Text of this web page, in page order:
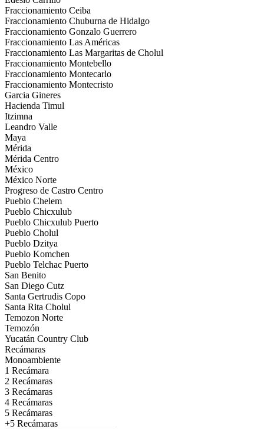
Fraccionamiento Ceiba
Fraccionamiento Chuburna de Hidalgo
Fraccionamiento Gonzalo Guerrero
Fraccionamiento Las Américas
Fraccionamiento Las Margaritas de Cholul
Fraccionamiento Montebello
Fraccionamiento Montecarlo
Fraccionamiento Montecristo
Garcia Gineres
Hacienda Timul
Itzimna
Leandro Valle
Maya
Mérida
Mérida Centro
México
México Norte
Progreso de Castro Centro
Pueblo Chelem
Pueblo Chicxulub
Pueblo Chicxulub Puerto
Pueblo Cholul
Pueblo Dzitya
Pueblo Komchen
Pueblo Telchac Puerto
San Benito
San Diego Cutz
Santa Gertrudis Copo
Santa Rita Cholul
Temozon Norte
Temozón
Yucatán Country Club
Recámaras
Monoambiente
1 Recámara
2 Recámaras
3 Recámaras
4 Recámaras
5 Recámaras
+5 Recámaras